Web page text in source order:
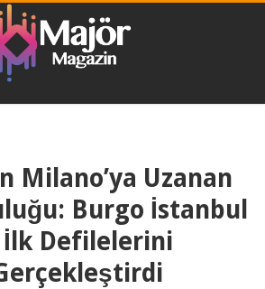
Milano’ya Uzanan
Burgo İstanbul
Defilelerini